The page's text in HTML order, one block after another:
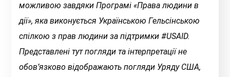
можливою завдяки Програмі «Права людини в
дії», яка виконується Українською Гельсінською
спілкою з прав людини за підтримки #USAID.
Представлені тут погляди та інтерпретації не
обов’язково відображають погляди Уряду США,